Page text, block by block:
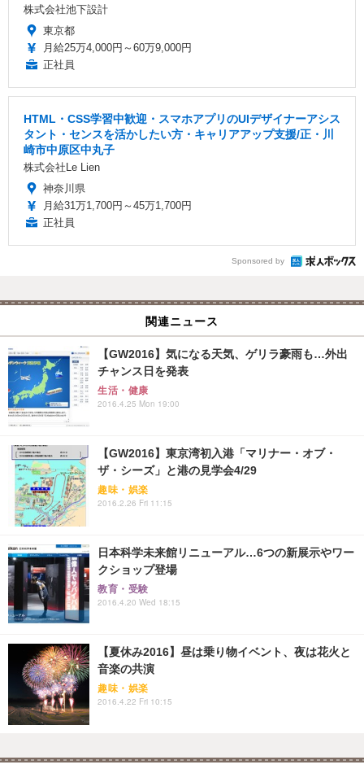
株式会社池下設計
東京都
月給25万4,000円～60万9,000円
正社員
HTML・CSS学習中歓迎・スマホアプリのUIデザイナーアシス
タント・センスを活かしたい方・キャリアアップ支援/正・川
崎市中原区中丸子
株式会社Le Lien
神奈川県
月給31万1,700円～45万1,700円
正社員
Sponsored by
関連ニュース
【GW2016】気になる天気、ゲリラ豪雨も…外出
チャンス日を発表
生活・健康
2016.4.25 Mon 19:00
【GW2016】東京湾初入港「マリナー・オブ・
ザ・シーズ」と港の見学会4/29
趣味・娯楽
2016.2.26 Fri 11:15
日本科学未来館リニューアル…6つの新展示やワー
クショップ登場
教育・受験
2016.4.20 Wed 18:15
【夏休み2016】昼は乗り物イベント、夜は花火と
音楽の共演
趣味・娯楽
2016.4.22 Fri 10:15